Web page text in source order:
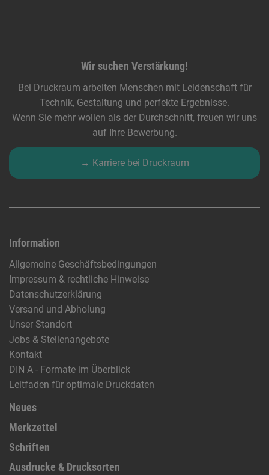
Wir suchen Verstärkung!
Bei Druckraum arbeiten Menschen mit Leidenschaft für
Technik, Gestaltung und perfekte Ergebnisse.
Wenn Sie mehr wollen als der Durchschnitt, freuen wir uns
auf Ihre Bewerbung.
→ Karriere bei Druckraum
Information
Allgemeine Geschäftsbedingungen
Impressum & rechtliche Hinweise
Datenschutzerklärung
Versand und Abholung
Unser Standort
Jobs & Stellenangebote
Kontakt
DIN A - Formate im Überblick
Leitfaden für optimale Druckdaten
Neues
Merkzettel
Schriften
Ausdrucke & Drucksorten